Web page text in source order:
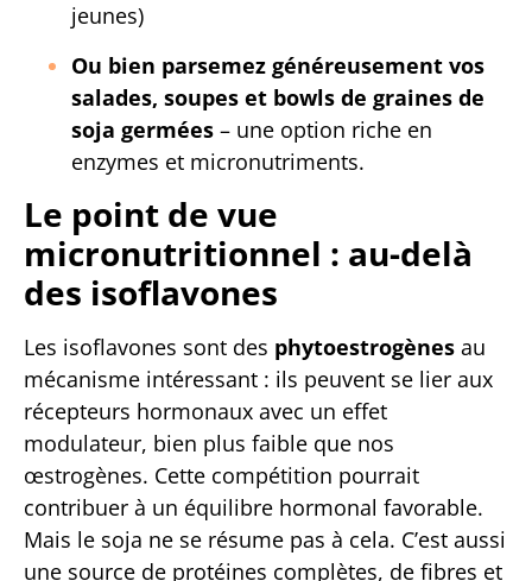
jeunes)
Ou bien parsemez généreusement vos
salades, soupes et bowls de graines de
soja germées – une option riche en
enzymes et micronutriments.
Le point de vue
micronutritionnel : au-delà
des isoflavones
Les isoflavones sont des phytoestrogènes au
mécanisme intéressant : ils peuvent se lier aux
récepteurs hormonaux avec un effet
modulateur, bien plus faible que nos
œstrogènes. Cette compétition pourrait
contribuer à un équilibre hormonal favorable.
Mais le soja ne se résume pas à cela. C’est aussi
une source de protéines complètes, de fibres et